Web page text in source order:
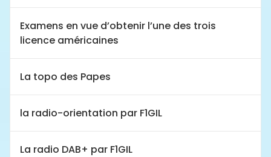
Examens en vue d’obtenir l’une des trois
licence américaines
La topo des Papes
la radio-orientation par F1GIL
La radio DAB+ par F1GIL